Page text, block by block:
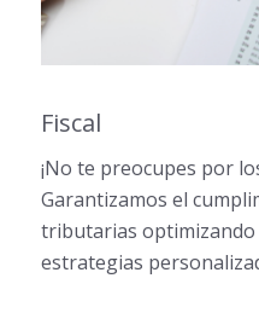
Fiscal
¡No te preocupes por
Garantizamos el
tributarias
estrategias